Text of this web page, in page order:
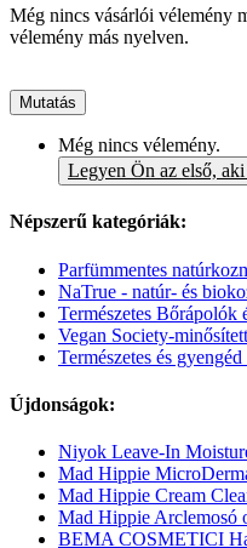
Még nincs vásárlói vélemény
vélemény más nyelven.
Mutatás
Még nincs vélemény.
Legyen Ön az első,
Népszerű kategóriák:
Parfümmentes
NaTrue - natúr- és
Természetes Bőrápolók
Vegan Society-
Természetes és
Újdonságok:
Niyok Leave-In
Mad Hippie
Mad Hippie Cream
Mad Hippie Arclemosó
BEMA COSMETICI